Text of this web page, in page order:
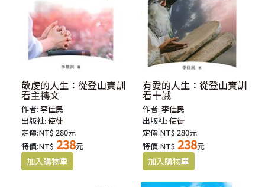
敬虔的人生：從登山寶訓
看主禱文
作者:李佳民
出版社:使徒
定價:NT$ 280元
特價:NT$ 238元
有愛的人生：從登山寶訓
看十誡
作者:李佳民
出版社:使徒
定價:NT$ 280元
特價:NT$ 238元